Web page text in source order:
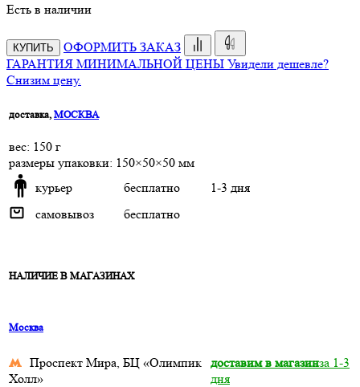
Есть в наличии
КУПИТЬ
ОФОРМИТЬ ЗАКАЗ
ГАРАНТИЯ МИНИМАЛЬНОЙ ЦЕНЫ Увидели дешевле?
Снизим цену.
доставка, МОСКВА
веc: 150 г
размеры упаковки: 150×50×50 мм
курьер
бесплатно
1-3 дня
самовывоз
бесплатно
НАЛИЧИЕ В МАГАЗИНАХ
Москва
Проспект Мира, БЦ «Олимпик
Холл»
доставим в магазинза 1-3
дня